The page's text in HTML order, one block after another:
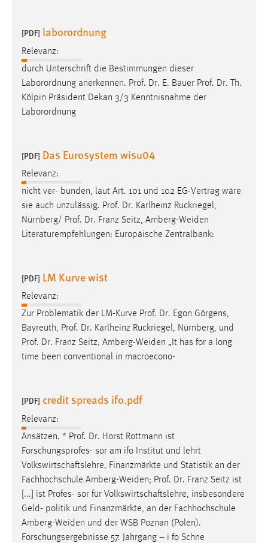
[PDF] laborordnung
Relevanz:
durch Unterschrift die Bestimmungen dieser
Laborordnung anerkennen. Prof. Dr. E. Bauer Prof. Dr. Th.
Kölpin Präsident Dekan 3/3 Kenntnisnahme der
Laborordnung
[PDF] Das Eurosystem wisu04
Relevanz:
nicht ver- bunden, laut Art. 101 und 102 EG-Vertrag wäre
sie auch unzulässig. Prof. Dr. Karlheinz Ruckriegel,
Nürnberg/ Prof. Dr. Franz Seitz, Amberg-Weiden
Literaturempfehlungen: Europäische Zentralbank:
[PDF] LM Kurve wist
Relevanz:
Zur Problematik der LM-Kurve Prof. Dr. Egon Görgens,
Bayreuth, Prof. Dr. Karlheinz Ruckriegel, Nürnberg, und
Prof. Dr. Franz Seitz, Amberg-Weiden „It has for a long
time been conventional in macroecono-
[PDF] credit spreads ifo.pdf
Relevanz:
Ansätzen. * Prof. Dr. Horst Rottmann ist
Forschungsprofes- sor am ifo Institut und lehrt
Volkswirtschaftslehre, Finanzmärkte und Statistik an der
Fachhochschule Amberg-Weiden; Prof. Dr. Franz Seitz ist
[...] ist Profes- sor für Volkswirtschaftslehre, insbesondere
Geld- politik und Finanzmärkte, an der Fachhochschule
Amberg-Weiden und der WSB Poznan (Polen).
Forschungsergebnisse 57. Jahrgang – i fo Schne